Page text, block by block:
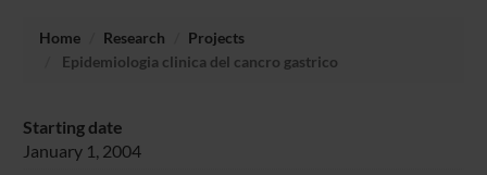
Home Research
Projects
Epidemiologia clinica del cancro gastrico
Starting date
January 1, 2004